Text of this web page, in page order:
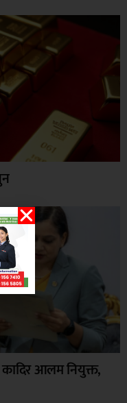
कादिर आलम नियुक्त,